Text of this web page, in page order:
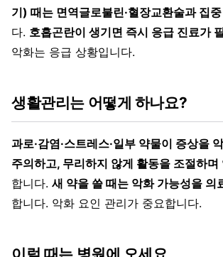
기) 때는 면역글로불린·혈장교환술과 집
다. 호흡곤란이 생기면 즉시 응급 진료가
악화는 응급 상황입니다.
생활관리는 어떻게 하나요?
과로·감염·스트레스·일부 약물이 증상을
주의하고, 무리하지 않게 활동을 조절하
합니다. 새 약을 쓸 때는 악화 가능성을 의
합니다. 악화 요인 관리가 중요합니다.